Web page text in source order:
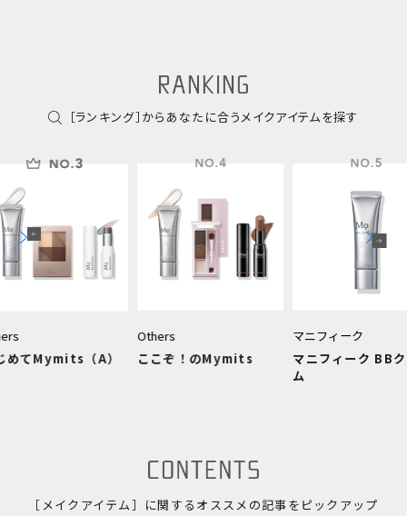
［ランキング］からあなたに合うメイクアイテムを探す
ここぞ！のMymits
マニフィーク BBクリー
マニフィー
マニフィ
ル リップ
002（テ
［メイクアイテム］に関するオススメの記事をピックアップ